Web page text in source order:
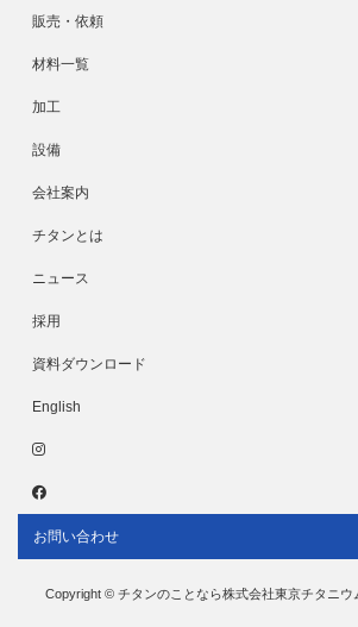
販売・依頼
材料一覧
加工
設備
会社案内
チタンとは
ニュース
採用
資料ダウンロード
English
お問い合わせ
Copyright © チタンのことなら株式会社東京チタニウ